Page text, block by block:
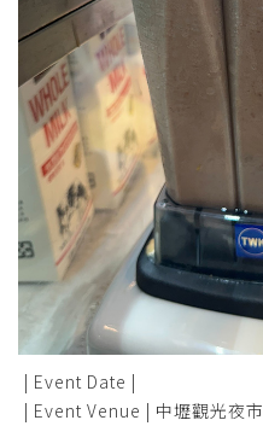
| Event Date |
| Event Venue | 中壢觀光夜市